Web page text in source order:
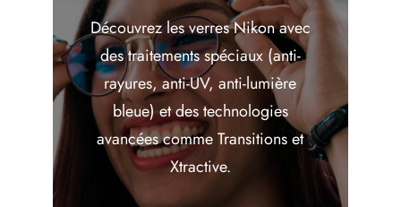
Découvrez les verres Nikon avec
des traitements spéciaux (anti-
rayures, anti-UV, anti-lumière
bleue) et des technologies
avancées comme Transitions et
Xtractive.